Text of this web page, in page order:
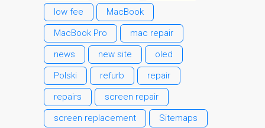
¿Por qué confiar Mac
Repair con su Apple?
Fair-Priced Diagnostic
Charges
fr (Français)
Affiche publicitaire –
Réparation d’Apple Mac ici
low fee
MacBook
MacBook Pro
mac repair
news
new site
oled
Polski
refurb
repair
repairs
screen repair
screen replacement
Sitemaps